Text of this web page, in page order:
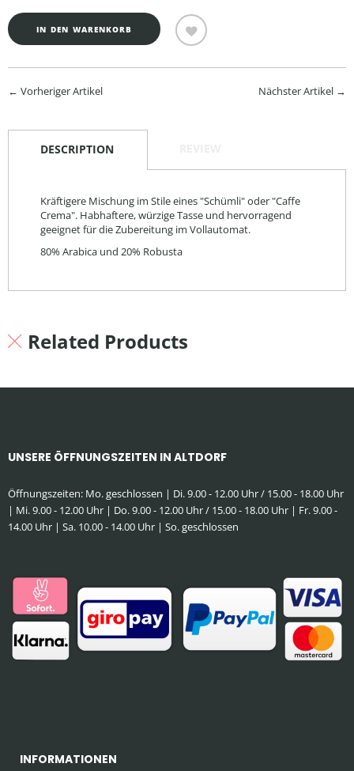
IN DEN WARENKORB
← Vorheriger Artikel Nächster Artikel →
DESCRIPTION
Kräftigere Mischung im Stile eines "Schümli" oder "Caffe
Crema". Habhaftere, würzige Tasse und hervorragend
geeignet für die Zubereitung im Vollautomat.
80% Arabica und 20% Robusta
Related Products
UNSERE ÖFFNUNGSZEITEN IN ALTDORF
Öffnungszeiten: Mo. geschlossen | Di. 9.00 - 12.00 Uhr / 15.00 - 18.00 Uhr
| Mi. 9.00 - 12.00 Uhr | Do. 9.00 - 12.00 Uhr / 15.00 - 18.00 Uhr | Fr. 9.00 -
14.00 Uhr | Sa. 10.00 - 14.00 Uhr | So. geschlossen
INFORMATIONEN